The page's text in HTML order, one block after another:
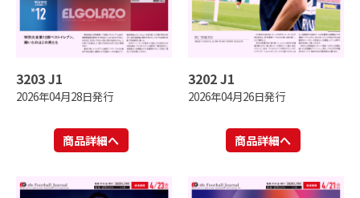
3203 J1
2026年04月28日発行
商品詳細へ
3202 J1
2026年04月26日発行
商品詳細へ